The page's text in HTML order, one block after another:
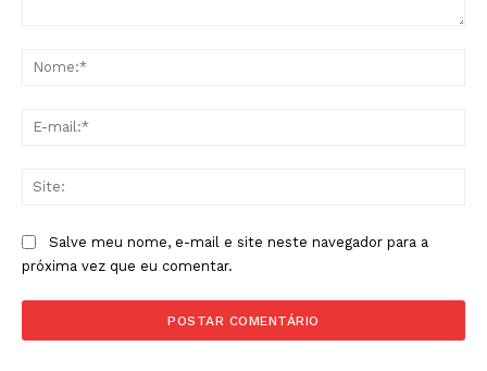
Salve meu nome, e-mail e site neste navegador para a
próxima vez que eu comentar.